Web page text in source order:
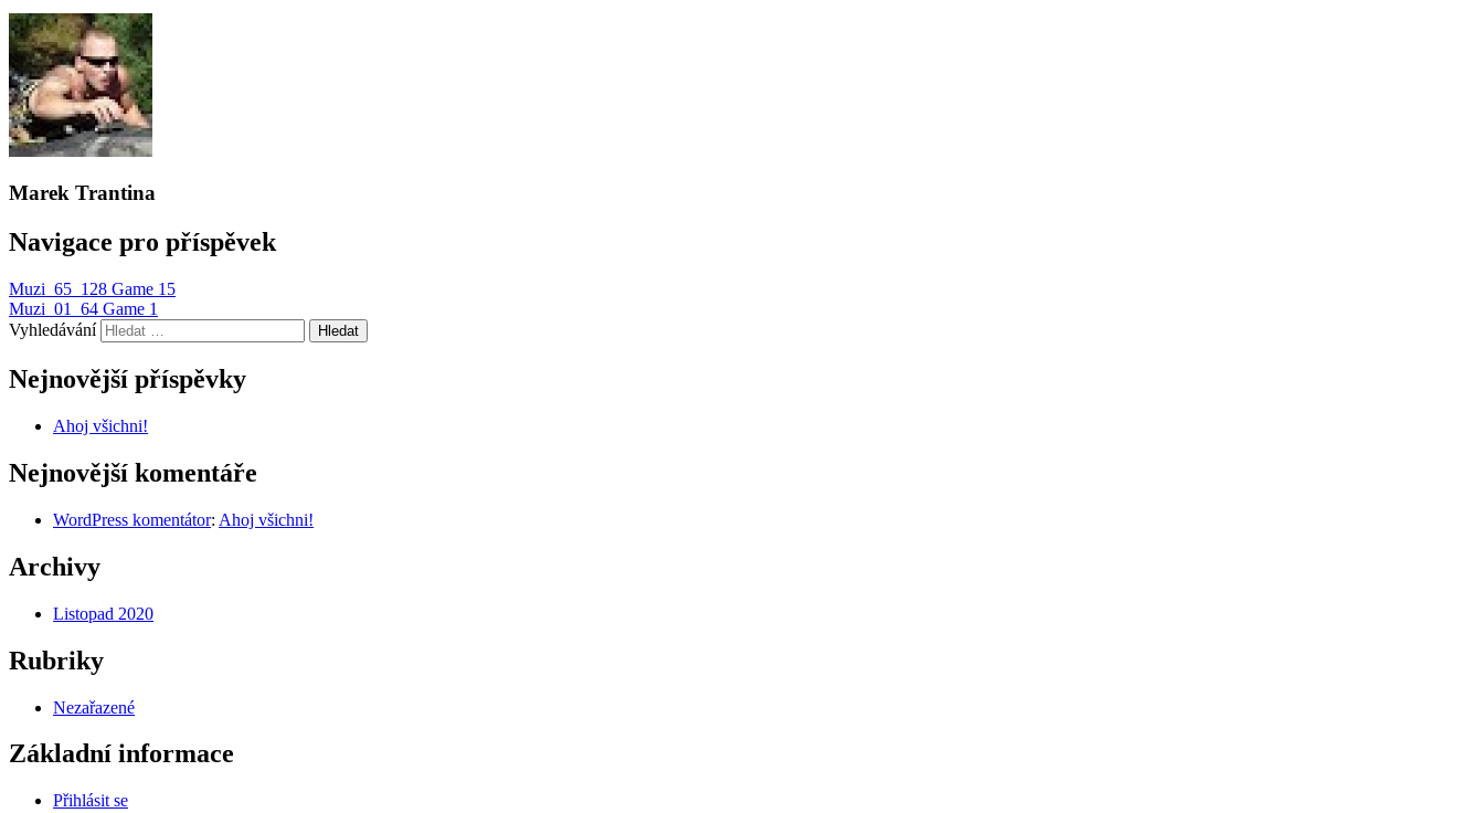
Marek Trantina
Navigace pro příspěvek
Muzi_65_128 Game 15
Muzi_01_64 Game 1
Vyhledávání
Nejnovější příspěvky
Ahoj všichni!
Nejnovější komentáře
WordPress komentátor: Ahoj všichni!
Archivy
Listopad 2020
Rubriky
Nezařazené
Základní informace
Přihlásit se